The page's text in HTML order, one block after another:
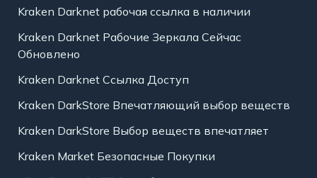
Kraken Darknet рабочая ссылка в наличии
Kraken Darknet Рабочие Зеркала Сейчас
Обновлено
Kraken Darknet Ссылка Доступ
Kraken DarkStore Впечатляющий выбор веществ
Kraken DarkStore Выбор веществ впечатляет
Kraken Market Безопасные Покупки